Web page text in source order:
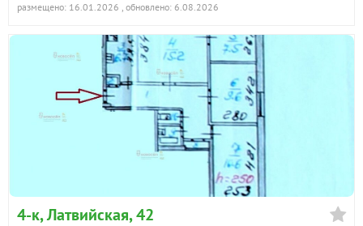
размещено: 16.01.2026 , обновлено: 6.08.2026
4-к, Латвийская, 42